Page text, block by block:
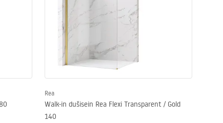
Rea
Walk-in dušisein Rea Flexi Transparent / Gold
140